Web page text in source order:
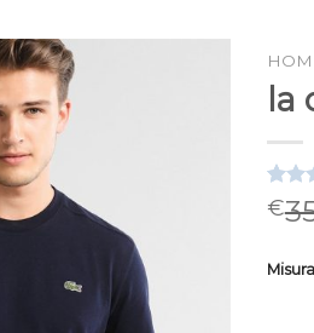
la
3.67
base di
3
€
Misura